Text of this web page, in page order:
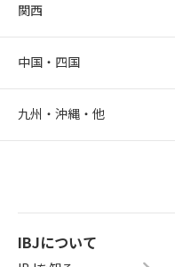
関西
中国・四国
九州・沖縄・他
IBJについて